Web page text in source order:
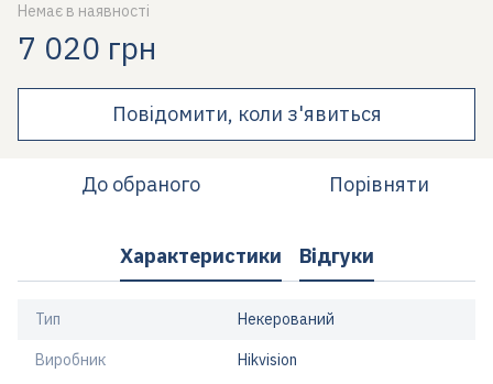
Немає в наявності
7 020 грн
Повідомити, коли з'явиться
До обраного Порівняти
Характеристики Відгуки
Тип Некерований
Виробник Hikvision